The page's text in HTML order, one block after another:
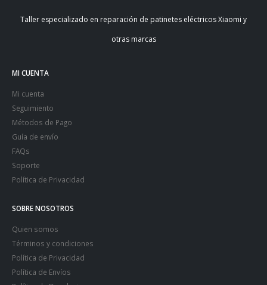
Taller especializado en reparación de patinetes eléctricos Xiaomi y
otras marcas
MI CUENTA
Mi cuenta
Seguimiento
Métodos de Pago
Guía de envío
FAQs
Soporte
Política de Privacidad
SOBRE NOSOTROS
Quien somos
Términos y condiciones
Política de Privacidad
Política de Envíos